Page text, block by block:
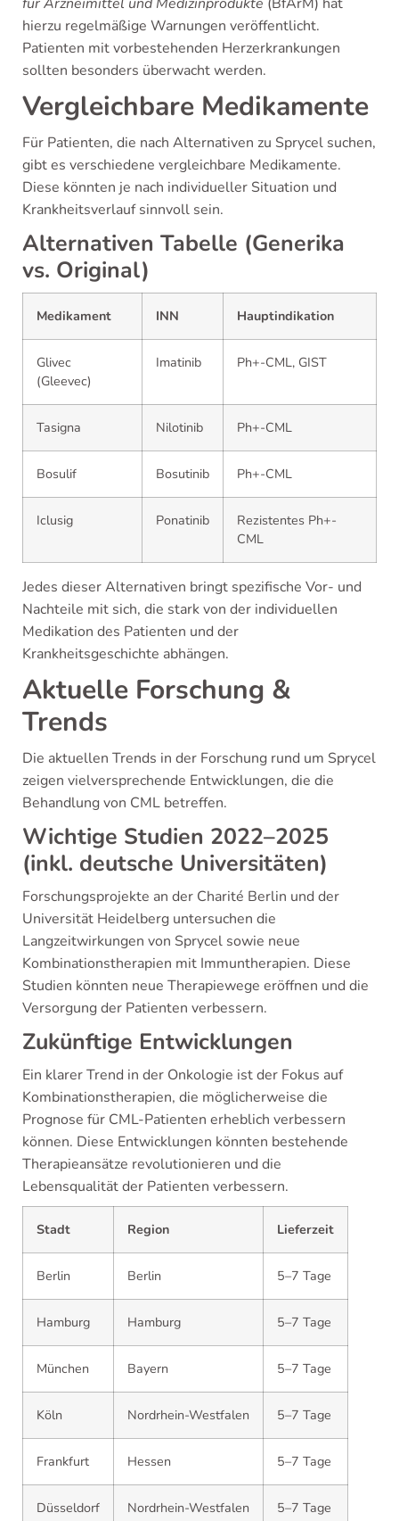
hierzu regelmäßige Warnungen veröffentlicht.
Patienten mit vorbestehenden Herzerkrankungen
sollten besonders überwacht werden.
Vergleichbare Medikamente
Für Patienten, die nach Alternativen zu Sprycel suchen,
gibt es verschiedene vergleichbare Medikamente.
Diese könnten je nach individueller Situation und
Krankheitsverlauf sinnvoll sein.
Alternativen Tabelle (Generika
vs. Original)
Medikament INN Hauptindikation
Glivec
(Gleevec)
Imatinib Ph+-CML, GIST
Tasigna Nilotinib Ph+-CML
Bosulif Bosutinib Ph+-CML
Iclusig Ponatinib
Rezistentes Ph+-
CML
Jedes dieser Alternativen bringt spezifische Vor- und
Nachteile mit sich, die stark von der individuellen
Medikation des Patienten und der
Krankheitsgeschichte abhängen.
Aktuelle Forschung &
Trends
Die aktuellen Trends in der Forschung rund um Sprycel
zeigen vielversprechende Entwicklungen, die die
Behandlung von CML betreffen.
Wichtige Studien 2022–2025
(inkl. deutsche Universitäten)
Forschungsprojekte an der Charité Berlin und der
Universität Heidelberg untersuchen die
Langzeitwirkungen von Sprycel sowie neue
Kombinationstherapien mit Immuntherapien. Diese
Studien könnten neue Therapiewege eröffnen und die
Versorgung der Patienten verbessern.
Zukünftige Entwicklungen
Ein klarer Trend in der Onkologie ist der Fokus auf
Kombinationstherapien, die möglicherweise die
Prognose für CML-Patienten erheblich verbessern
können. Diese Entwicklungen könnten bestehende
Therapieansätze revolutionieren und die
Lebensqualität der Patienten verbessern.
Stadt Region Lieferzeit
Berlin Berlin 5–7 Tage
Hamburg Hamburg 5–7 Tage
München Bayern 5–7 Tage
Köln Nordrhein-Westfalen 5–7 Tage
Frankfurt Hessen 5–7 Tage
Düsseldorf Nordrhein-Westfalen 5–7 Tage